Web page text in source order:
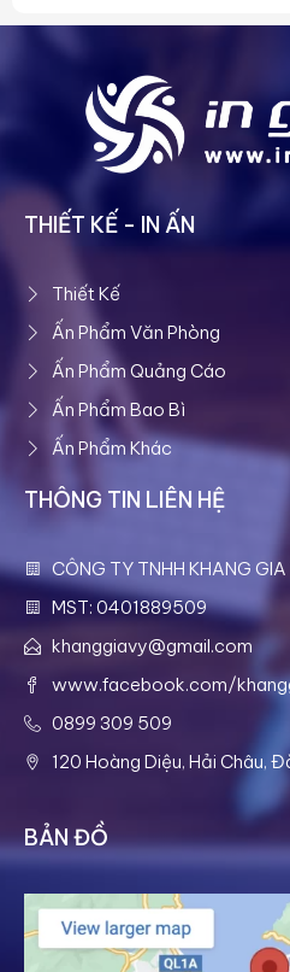
THIẾT KẾ - IN ẤN
Thiết Kế
Ấn Phẩm Văn Phòng
Ấn Phẩm Quảng Cáo
Ấn Phẩm Bao Bì
Ấn Phẩm Khác
THÔNG TIN LIÊN HỆ
CÔNG TY TNHH KHANG GIA
MST: 0401889509
khanggiavy@gmail.com
www.facebook.com/
0899 309 509
120 Hoàng Diệu, Hải Châu,
BẢN ĐỒ